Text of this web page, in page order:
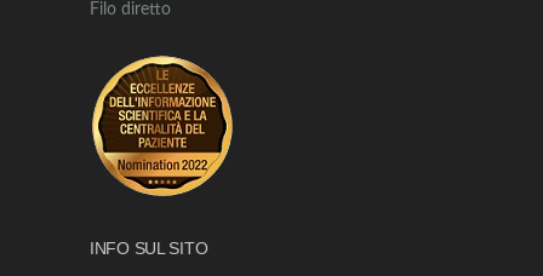
Filo diretto
INFO SUL SITO